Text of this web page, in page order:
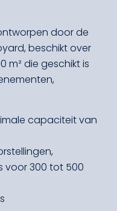
door de
beschikt over
m² die geschikt is
capaciteit van
voor 300 tot 500